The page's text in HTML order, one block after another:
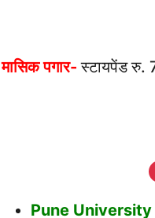
मासिक पगार- स्टायपेंड रु.
Pune University